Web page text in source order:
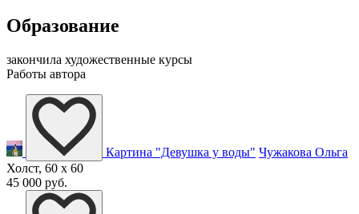
Образование
закончила художественные курсы
Работы автора
Картина "Девушка у воды" Чужакова Ольга
Холст, 60 x 60
45 000 руб.